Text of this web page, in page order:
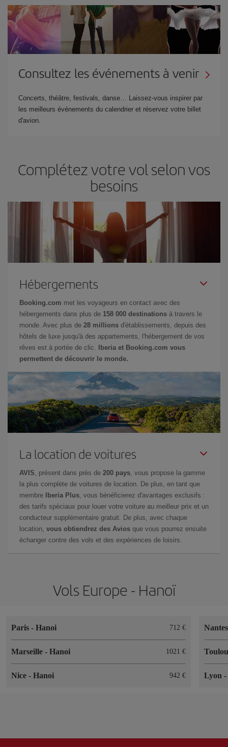
Consultez les événements à venir
Concerts, théâtre, festivals, danse… Laissez-vous inspirer par
les meilleurs événements du calendrier et réservez votre billet
d'avion.
Complétez votre vol selon vos
besoins
Hébergements
Booking.com met les voyageurs en contact avec des
hébergements dans plus de 158 000 destinations à travers le
monde. Avec plus de 28 millions d'établissements, depuis des
hôtels de luxe jusqu'à des appartements, l'hébergement de vos
rêves est à portée de clic.
Iberia et Booking.com vous
permettent de découvrir le monde.
La location de voitures
AVIS , présent dans près de 200 pays , vous propose la gamme
la plus complète de voitures de location. De plus, en tant que
membre
Iberia Plus , vous bénéficierez d'avantages exclusifs :
des tarifs spéciaux pour louer votre voiture au meilleur prix et un
conducteur supplémentaire gratuit. De plus, avec chaque
location, vous obtiendrez des Avios que vous pourrez ensuite
échanger contre des vols et des expériences de loisirs.
Vols Europe - Hanoï
Paris - Hanoi 712 €
Marseille - Hanoi 1021 €
Nice - Hanoi 942 € Lyon